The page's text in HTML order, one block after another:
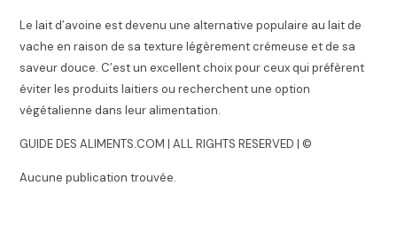
Le lait d’avoine est devenu une alternative populaire au lait de
vache en raison de sa texture légèrement crémeuse et de sa
saveur douce. C’est un excellent choix pour ceux qui préfèrent
éviter les produits laitiers ou recherchent une option
végétalienne dans leur alimentation.
GUIDE DES ALIMENTS.COM | ALL RIGHTS RESERVED | ©
Aucune publication trouvée.